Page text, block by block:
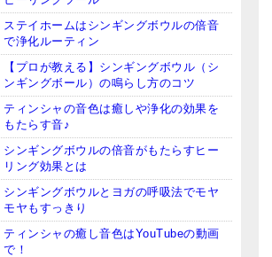
ステイホームはシンギングボウルの倍音
で浄化ルーティン
【プロが教える】シンギングボウル（シ
ンギングボール）の鳴らし方のコツ
ティンシャの音色は癒しや浄化の効果を
もたらす音♪
シンギングボウルの倍音がもたらすヒー
リング効果とは
シンギングボウルとヨガの呼吸法でモヤ
モヤもすっきり
ティンシャの癒し音色はYouTubeの動画
で！